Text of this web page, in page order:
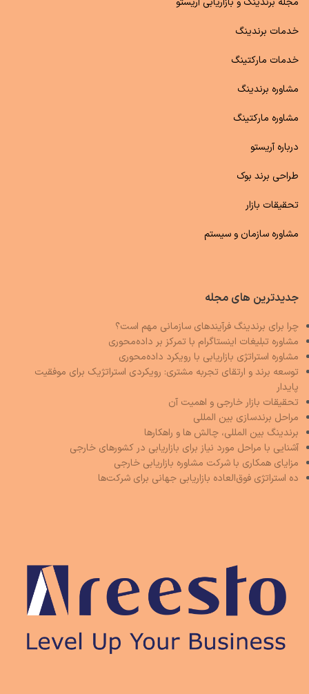
خدمات برندینگ
خدمات مارکتینگ
مشاوره برندینگ
مشاوره مارکتینگ
درباره آریستو
طراحی برند بوک
تحقیقات بازار
مشاوره سازمان و سیستم
جدیدترین های مجله
چرا برای برندینگ فرآیندهای سازمانی مهم است؟
مشاوره تبلیغات اینستاگرام با تمرکز بر داده‌محوری
مشاوره استراتژی بازاریابی با رویکرد داده‌محوری
توسعه برند و ارتقای تجربه مشتری: رویکردی استراتژیک برای موفقیت
پایدار
تحقیقات بازار خارجی و اهمیت آن
مراحل برندسازی بین المللی
برندینگ بین المللی، چالش ها و راهکارها
آشنایی با مراحل مورد نیاز برای بازاریابی در کشورهای خارجی
مزایای همکاری با شرکت مشاوره بازاریابی خارجی
ده استراتژی فوق‌العاده بازاریابی جهانی برای شرکت‌ها